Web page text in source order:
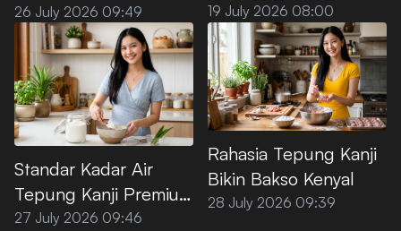
100% Bebas Gluten?
26 July 2026 09:49
Minyak Goreng Sawit
Premium
19 July 2026 08:00
Standar Kadar Air
Tepung Kanji Premium
agar Tidak
27 July 2026 09:46
Rahasia Tepung Kanji
Bikin Bakso Kenyal
28 July 2026 09:39